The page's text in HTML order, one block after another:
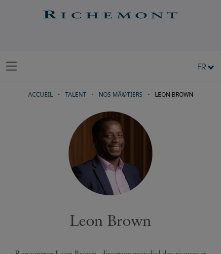
FR
ACCUEIL TALENT NOS MÃ©TIERS LEON BROWN
Leon Brown